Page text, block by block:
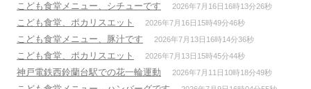
こども食堂メニュー、シチューです 2026年7月16日16時13分26秒
こども食堂、ポカリスエット 2026年7月16日15時49分46秒
こども食堂メニュー、豚汁です 2026年7月13日16時14分36秒
こども食堂、ポカリスエット 2026年7月13日15時45分44秒
神戸電鉄西鈴蘭台駅での花一輪運動 2026年7月11日10時18分49秒